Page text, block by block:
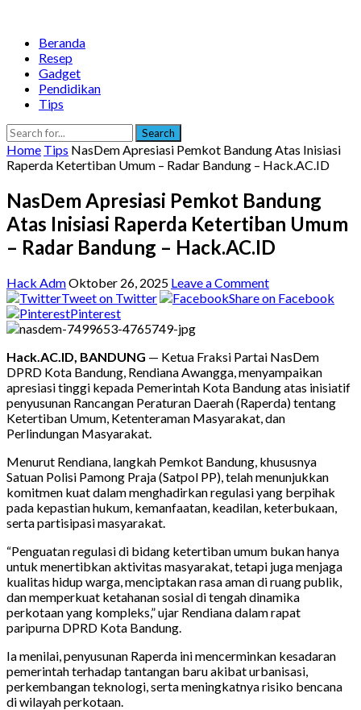
Beranda
Resep
Gadget
Pendidikan
Tips
Search
Home Tips NasDem Apresiasi Pemkot Bandung Atas Inisiasi
Raperda Ketertiban Umum – Radar Bandung – Hack.AC.ID
NasDem Apresiasi Pemkot Bandung
Atas Inisiasi Raperda Ketertiban Umum
– Radar Bandung – Hack.AC.ID
Hack AdmOktober 26, 2025 Leave a Comment
Tweet on Twitter
Share on Facebook
Pinterest
Hack.AC.ID, BANDUNG — Ketua Fraksi Partai NasDem
DPRD Kota Bandung, Rendiana Awangga, menyampaikan
apresiasi tinggi kepada Pemerintah Kota Bandung atas inisiatif
penyusunan Rancangan Peraturan Daerah (Raperda) tentang
Ketertiban Umum, Ketenteraman Masyarakat, dan
Perlindungan Masyarakat.
Menurut Rendiana, langkah Pemkot Bandung, khususnya
Satuan Polisi Pamong Praja (Satpol PP), telah menunjukkan
komitmen kuat dalam menghadirkan regulasi yang berpihak
pada kepastian hukum, kemanfaatan, keadilan, keterbukaan,
serta partisipasi masyarakat.
“Penguatan regulasi di bidang ketertiban umum bukan hanya
untuk menertibkan aktivitas masyarakat, tetapi juga menjaga
kualitas hidup warga, menciptakan rasa aman di ruang publik,
dan memperkuat ketahanan sosial di tengah dinamika
perkotaan yang kompleks,” ujar Rendiana dalam rapat
paripurna DPRD Kota Bandung.
Ia menilai, penyusunan Raperda ini mencerminkan kesadaran
pemerintah terhadap tantangan baru akibat urbanisasi,
perkembangan teknologi, serta meningkatnya risiko bencana
di wilayah perkotaan.